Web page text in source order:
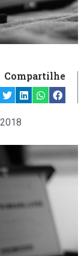
Compartilhe